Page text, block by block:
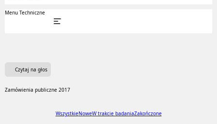
Menu Techniczne
Czytaj na głos
Zamówienia publiczne 2017
WszystkieNoweW trakcie badaniaZakończone